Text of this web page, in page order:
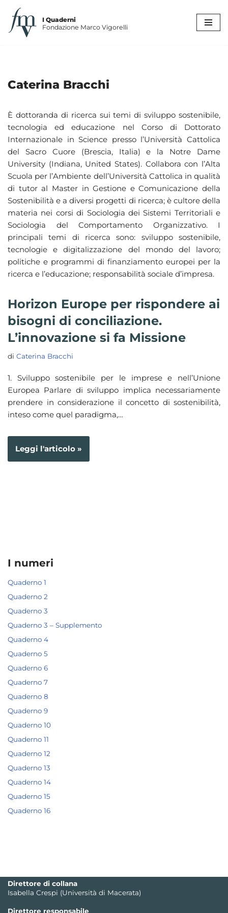
Vai
I Quaderni
Fondazione Marco Vigorelli
Caterina Bracchi
È dottoranda di ricerca sui temi di sviluppo sostenibile,
tecnologia ed educazione nel Corso di Dottorato
Internazionale in Science presso l’Università Cattolica
del Sacro Cuore (Brescia, Italia) e la Notre Dame
University (Indiana, United States). Collabora con l’Alta
Scuola per l’Ambiente dell’Università Cattolica in qualità
di tutor al Master in Gestione e Comunicazione della
Sostenibilità e a diversi progetti di ricerca; è cultore della
materia nei corsi di Sociologia dei Sistemi Territoriali e
Sociologia del Comportamento Organizzativo. I
principali temi di ricerca sono: sviluppo sostenibile,
tecnologie e digitalizzazione del mondo del lavoro;
politiche e programmi di finanziamento europei per la
ricerca e l’educazione; responsabilità sociale d’impresa.
Horizon Europe per rispondere ai
bisogni di conciliazione.
L’innovazione si fa Missione
di Caterina Bracchi
1. Sviluppo sostenibile per le imprese e nell’Unione
Europea Parlare di sviluppo implica necessariamente
prendere in considerazione il concetto di sostenibilità,
inteso come quel paradigma,…
Leggi l'articolo »
I numeri
Quaderno 1
Quaderno 2
Quaderno 3
Quaderno 3 – Supplemento
Quaderno 4
Quaderno 5
Quaderno 6
Quaderno 7
Quaderno 8
Quaderno 9
Quaderno 10
Quaderno 11
Quaderno 12
Quaderno 13
Quaderno 14
Quaderno 15
Quaderno 16
Direttore di collana
Isabella Crespi (Università di Macerata)
Direttore responsabile